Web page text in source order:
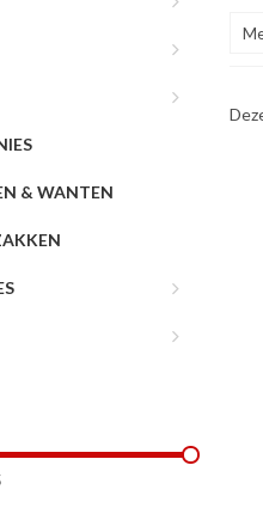
& WANTEN